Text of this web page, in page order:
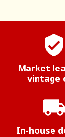
verified_user
Market
vintage
local_shipping
In-house